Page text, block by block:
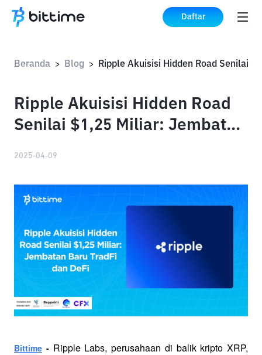
Daftar
Beranda > Blog >
Ripple Akuisisi Hidden Road
Senilai $1,25 Miliar: Jembatan
2025-04-09
Bittime - Ripple Labs, perusahaan di balik kripto XRP,